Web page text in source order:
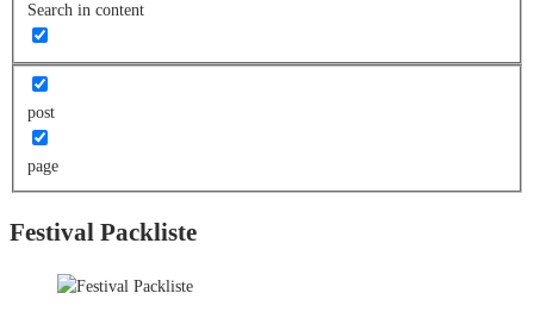
Search in content
post
page
Festival Packliste